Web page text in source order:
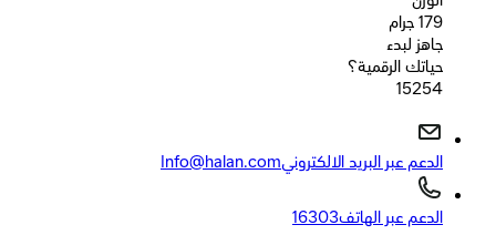
179 جرام
جاهز لبدء
حياتك الرقمية؟
15254
الدعم عبر البريد الالكترونيInfo@halan.com
الدعم عبر الهاتف16303